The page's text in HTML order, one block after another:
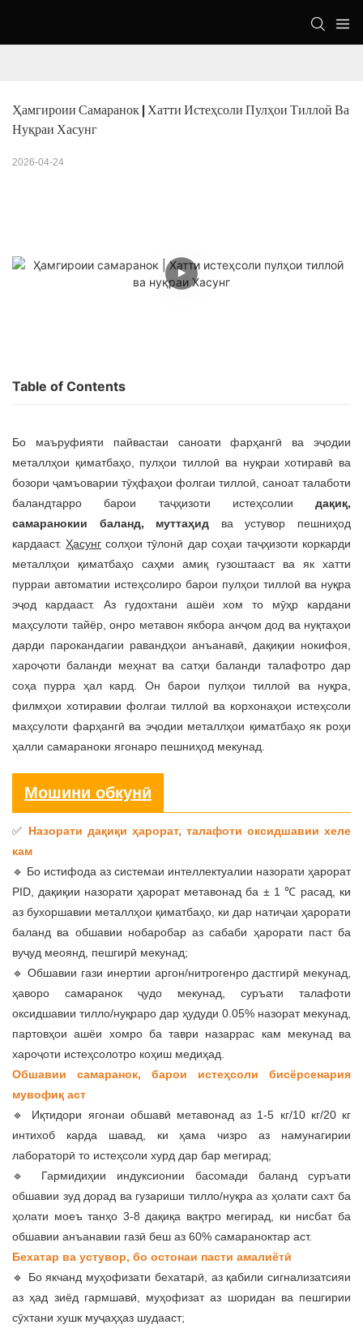
Ҳамгироии Самаранок | Хатти Истеҳсоли Пулҳои Тиллоӣ Ва
Нуқраи Хасунг
2026-04-24
Table of Contents
Бо маъруфияти пайвастаи саноати фарҳангӣ ва эҷодии
металлҳои қиматбаҳо, пулҳои тиллоӣ ва нуқраи хотиравӣ ва
бозори ҷамъоварии тӯҳфаҳои фолгаи тиллоӣ, саноат талаботи
баландтарро барои таҷҳизоти истеҳсолии дақиқ,
самаранокии баланд, муттаҳид ва устувор пешниҳод
кардааст. Ҳасунг солҳои тӯлонӣ дар соҳаи таҷҳизоти коркарди
металлҳои қиматбаҳо саҳми амиқ гузоштааст ва як хатти
пурраи автоматии истеҳсолиро барои пулҳои тиллоӣ ва нуқра
эҷод кардааст. Аз гудохтани ашёи хом то мӯҳр кардани
маҳсулоти тайёр, онро метавон якбора анҷом дод ва нуқтаҳои
дарди парокандагии равандҳои анъанавӣ, дақиқии нокифоя,
хароҷоти баланди меҳнат ва сатҳи баланди талафотро дар
соҳа пурра ҳал кард. Он барои пулҳои тиллоӣ ва нуқра,
филмҳои хотиравии фолгаи тиллоӣ ва корхонаҳои истеҳсоли
маҳсулоти фарҳангӣ ва эҷодии металлҳои қиматбаҳо як роҳи
ҳалли самараноки ягонаро пешниҳод мекунад.
Мошини обкунӣ
✅ Назорати дақиқи ҳарорат, талафоти оксидшавии хеле
кам
🔹 Бо истифода аз системаи интеллектуалии назорати ҳарорат
PID, дақиқии назорати ҳарорат метавонад ба ± 1 ℃ расад, ки
аз бухоршавии металлҳои қиматбаҳо, ки дар натиҷаи ҳарорати
баланд ва обшавии нобаробар аз сабаби ҳарорати паст ба
вуҷуд меоянд, пешгирӣ мекунад;
🔹 Обшавии гази инертии аргон/нитрогенро дастгирӣ мекунад,
ҳаворо самаранок ҷудо мекунад, суръати талафоти
оксидшавии тилло/нуқраро дар ҳудуди 0.05% назорат мекунад,
партовҳои ашёи хомро ба таври назаррас кам мекунад ва
хароҷоти истеҳсолотро коҳиш медиҳад.
Обшавии самаранок, барои истеҳсоли бисёрсенария
мувофиқ аст
🔹 Иқтидори ягонаи обшавӣ метавонад аз 1-5 кг/10 кг/20 кг
интихоб карда шавад, ки ҳама чизро аз намунагирии
лабораторӣ то истеҳсоли хурд дар бар мегирад;
🔹 Гармидиҳии индуксионии басомади баланд суръати
обшавии зуд дорад ва гузариши тилло/нуқра аз ҳолати сахт ба
ҳолати моеъ танҳо 3-8 дақиқа вақтро мегирад, ки нисбат ба
обшавии анъанавии газӣ беш аз 60% самараноктар аст.
Бехатар ва устувор, бо остонаи пасти амалиётӣ
🔹 Бо якчанд муҳофизати бехатарӣ, аз қабили сигнализатсияи
аз ҳад зиёд гармшавӣ, муҳофизат аз шоридан ва пешгирии
сӯхтани хушк муҷаҳҳаз шудааст;